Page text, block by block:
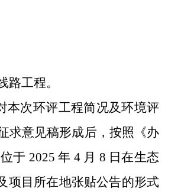
工程。
本次环评工程简况及环境评
求意见稿形成后，按照《办
于 2025 年 4 月 8 日在生态
项目所在地张贴公告的形式